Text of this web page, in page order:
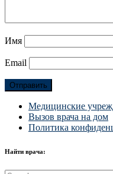
Имя
Email
Медицинские
Вызов врача на дом
Политика
Найти врача: